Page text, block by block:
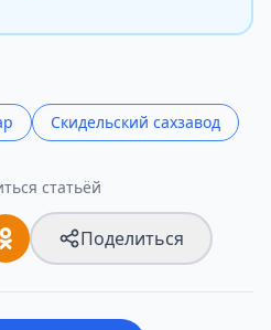
Скидельский сахзавод
статьёй
Поделиться